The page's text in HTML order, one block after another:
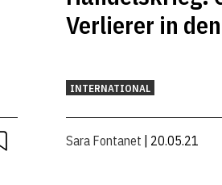
Verlierer in
INTERNATIONAL
Sara Fontanet | 20.05.21